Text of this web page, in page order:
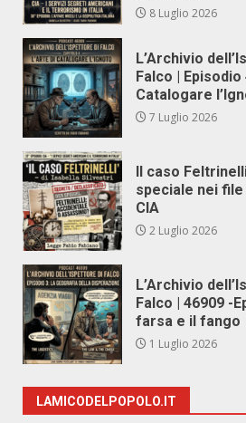
8 Luglio 2026
L’Archivio
Falco | Episodio
Catalogare
7 Luglio 2026
Il caso
speciale nei
CIA
2 Luglio 2026
L’Archivio
Falco | 46909 -
farsa e il fango
1 Luglio 2026
LAMICODELPOPOLO.IT